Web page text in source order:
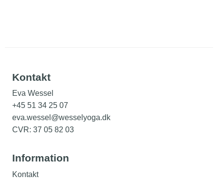
Kontakt
Eva Wessel
+45 51 34 25 07
eva.wessel@wesselyoga.dk
CVR: 37 05 82 03
Information
Kontakt